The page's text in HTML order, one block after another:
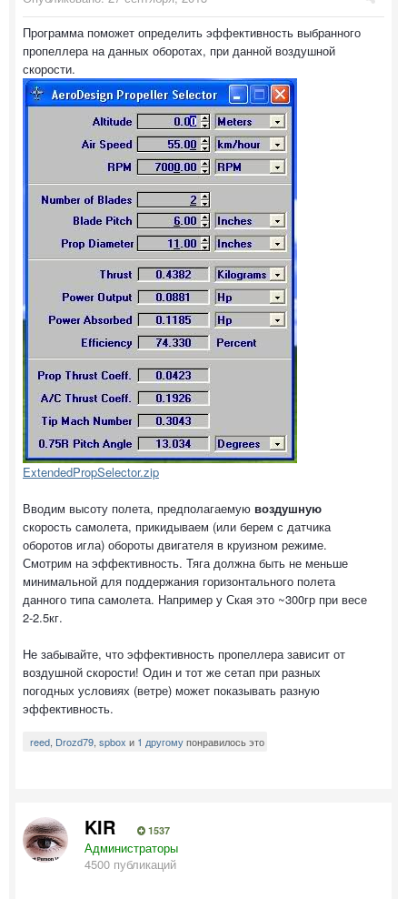
Программа поможет определить эффективность выбранного
пропеллера на данных оборотах, при данной воздушной
скорости.
ExtendedPropSelector.zip
Вводим высоту полета, предполагаемую воздушную
скорость самолета, прикидываем (или берем с датчика
оборотов игла) обороты двигателя в круизном режиме.
Смотрим на эффективность. Тяга должна быть не меньше
минимальной для поддержания горизонтального полета
данного типа самолета. Например у Ская это ~300гр при весе
2-2.5кг.
Не забывайте, что эффективность пропеллера зависит от
воздушной скорости! Один и тот же сетап при разных
погодных условиях (ветре) может показывать разную
эффективность.
reed, Drozd79, spbox и 1 другомупонравилось это
KIR 1537
Администраторы
4500 публикаций